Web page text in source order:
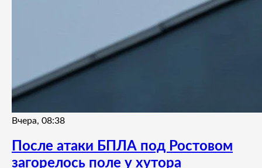
Вчера, 08:38
После атаки БПЛА под Ростовом
загорелось поле у хутора